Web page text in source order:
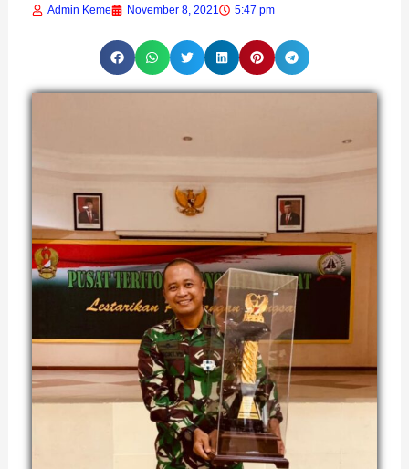
Admin Keme November 8, 2021 5:47 pm